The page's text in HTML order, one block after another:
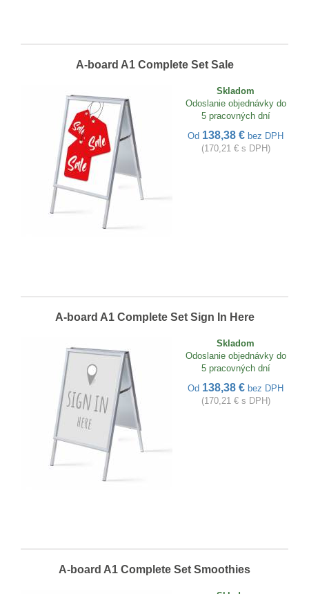
A-board A1 Complete Set Sale
Skladom
Odoslanie objednávky do
5 pracovných dní
Od 138,38 € bez DPH
(170,21 € s DPH)
A-board A1 Complete Set Sign In Here
Skladom
Odoslanie objednávky do
5 pracovných dní
Od 138,38 € bez DPH
(170,21 € s DPH)
A-board A1 Complete Set Smoothies